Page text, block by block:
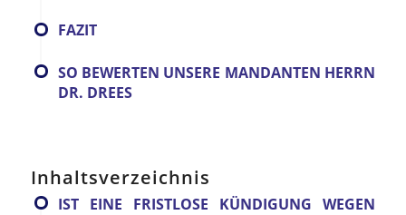
FAZIT
SO BEWERTEN UNSERE MANDANTEN HERRN
DR. DREES
Inhaltsverzeichnis
IST EINE FRISTLOSE KÜNDIGUNG WEGEN